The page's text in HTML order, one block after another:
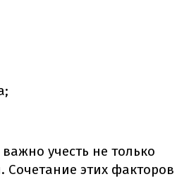
учесть не только
этих факторов